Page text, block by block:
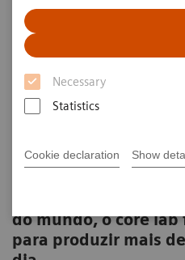
Necessary
Statistics
Cookie declaration Show
para testes de altíssimo volume
Estudo de
redefine sua
operacional
altíssimo
do mundo, o core
para produzir mais